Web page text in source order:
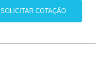
SOLICITAR COTAÇÃO